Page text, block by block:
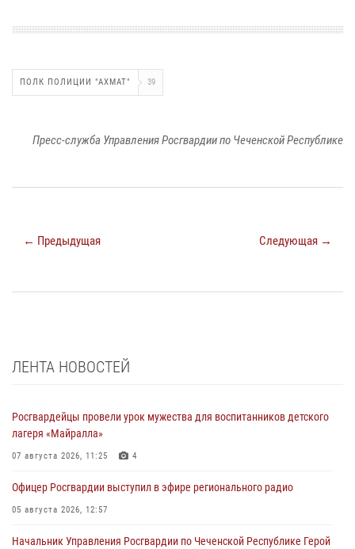
ПОЛК ПОЛИЦИИ "АХМАТ" 39
Пресс-служба Управления Росгвардии по Чеченской Республике
← Предыдущая Следующая →
ЛЕНТА НОВОСТЕЙ
Росгвардейцы провели урок мужества для воспитанников детского
лагеря «Майралла»
07 августа 2026, 11:25 4
Офицер Росгвардии выступил в эфире регионального радио
05 августа 2026, 12:57
Начальник Управления Росгвардии по Чеченской Республике Герой